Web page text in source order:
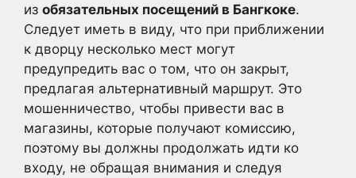
из обязательных посещений в Бангкоке.
Следует иметь в виду, что при приближении
к дворцу несколько мест могут
предупредить вас о том, что он закрыт,
предлагая альтернативный маршрут. Это
мошенничество, чтобы привести вас в
магазины, которые получают комиссию,
поэтому вы должны продолжать идти ко
входу, не обращая внимания и следуя